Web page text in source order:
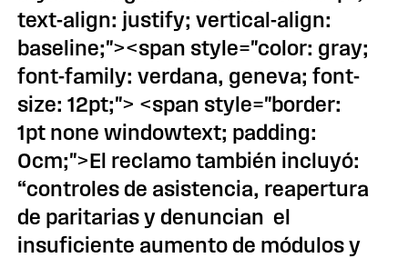
text-align: justify; vertical-align:
baseline;"><span style="color: gray;
font-family: verdana, geneva; font-
size: 12pt;"> <span style="border:
1pt none windowtext; padding:
0cm;">El reclamo también incluyó:
“controles de asistencia, reapertura
de paritarias y denuncian el
insuficiente aumento de módulos y